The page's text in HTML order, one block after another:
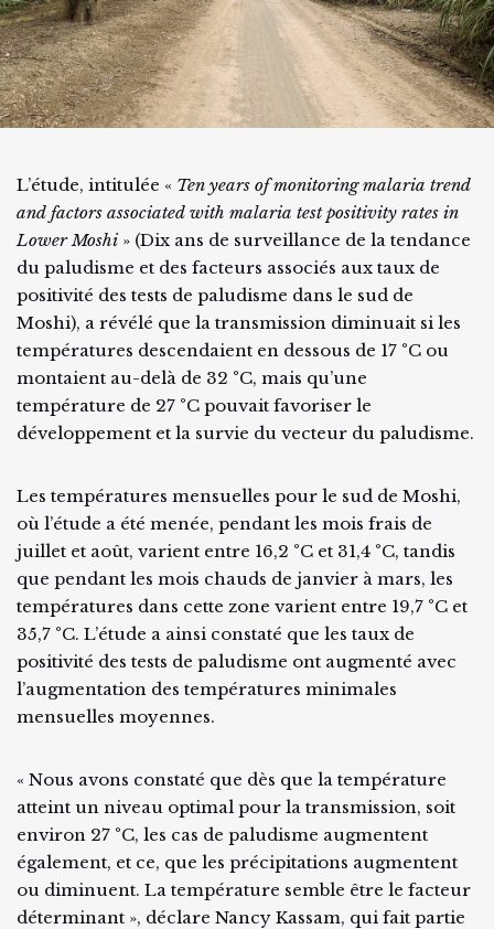
L’étude, intitulée « Ten years of monitoring malaria trend
and factors associated with malaria test positivity rates in
Lower Moshi » (Dix ans de surveillance de la tendance
du paludisme et des facteurs associés aux taux de
positivité des tests de paludisme dans le sud de
Moshi), a révélé que la transmission diminuait si les
températures descendaient en dessous de 17 °C ou
montaient au-delà de 32 °C, mais qu’une
température de 27 °C pouvait favoriser le
développement et la survie du vecteur du paludisme.
Les températures mensuelles pour le sud de Moshi,
où l’étude a été menée, pendant les mois frais de
juillet et août, varient entre 16,2 °C et 31,4 °C, tandis
que pendant les mois chauds de janvier à mars, les
températures dans cette zone varient entre 19,7 °C et
35,7 °C. L’étude a ainsi constaté que les taux de
positivité des tests de paludisme ont augmenté avec
l’augmentation des températures minimales
mensuelles moyennes.
« Nous avons constaté que dès que la température
atteint un niveau optimal pour la transmission, soit
environ 27 °C, les cas de paludisme augmentent
également, et ce, que les précipitations augmentent
ou diminuent. La température semble être le facteur
déterminant », déclare Nancy Kassam, qui fait partie